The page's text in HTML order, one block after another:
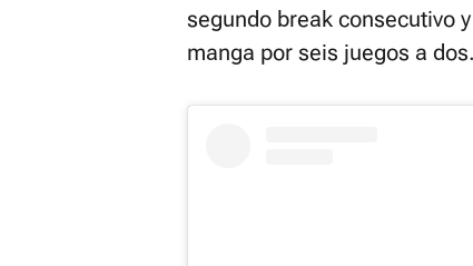
segundo break consecutivo
manga por seis juegos a dos.